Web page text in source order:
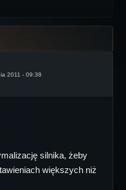
2011 - 09:38
silnika, żeby
większych niż